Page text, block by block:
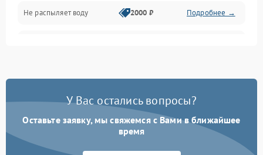
Программное обеспечение
Не распыляет воду 2000 ₽ Подробнее →
Проблемы с набором
Не работает сушилка 2100 ₽ Подробнее →
Сбои в работе таймера 1700 ₽
У Вас остались вопросы?
Оставьте заявку, мы свяжемся с Вами в ближайшее
время